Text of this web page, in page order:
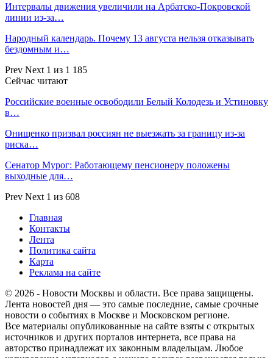
Интервалы движения увеличили на Арбатско-Покровской
линии из-за…
Народный календарь. Почему 13 августа нельзя отказывать
бездомным и…
Prev Next 1 из 1 185
Сейчас читают
Российские военные освободили Белый Колодезь и Устиновку
в…
Онищенко призвал россиян не выезжать за границу из-за
риска…
Сенатор Мурог: Работающему пенсионеру положены
выходные для…
Prev Next 1 из 608
Главная
Контакты
Лента
Политика сайта
Карта
Реклама на сайте
© 2026 - Новости Москвы и области. Все права защищены.
Лента новостей дня — это самые последние, самые срочные
новости о событиях в Москве и Московском регионе.
Все материалы опубликованные на сайте взяты с открытых
источников и других порталов интернета, все права на
авторство принадлежат их законным владельцам. Любое